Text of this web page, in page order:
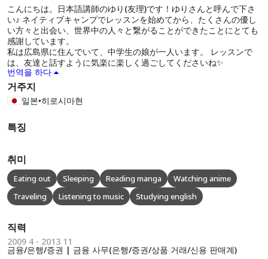
こんにちは。日本語講師のゆり(友理)です！ゆりさんと呼んで下さ
い♪ ネイティブキャンプでレッスンを始めてから、たくさんの優し
い方々と出会い、世界中の人々と繋がることができたことにとても
感謝しています。
私は広島県に住んでいて、中学生の娘が一人います。 レッスンで
は、友達と話すように気楽に楽しく過ごしてくださいね✨
번역을 하다
거주지
일본•히로시마현
특징
취미
Eating out Sleeping Reading manga
Watching anime
Traveling
Listening to music Studying english
직력
2009 4 - 2013 11
금융/은행/증권 | 금융 사무(은행/증권/상품 거래/신용 판매계)